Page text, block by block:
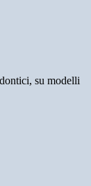
su modelli